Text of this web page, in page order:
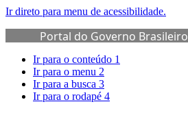
Ir direto para menu de acessibilidade.
Portal do Governo Brasileiro
Ir para o conteúdo 1
Ir para o menu 2
Ir para a busca 3
Ir para o rodapé 4